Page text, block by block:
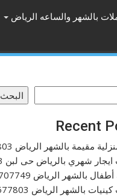
بالشهر والساعه الرياض
البحث
Recent
مقيمة بالشهر الرياض 0594577803
شهري بالرياض حى لبن 0594577803
بالشهر الرياض 0583707749
بالشهر الرياض 0594577803